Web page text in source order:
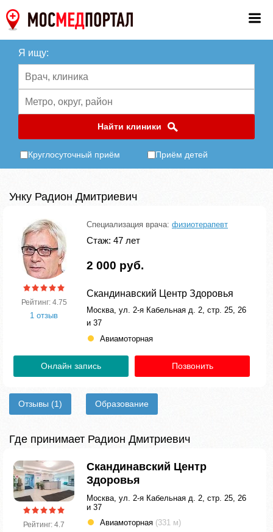
Я ищу:
Найти клиники
Круглосуточный приём Приём детей
Унку Радион Дмитриевич
Рейтинг: 4.75
1 отзыв
Специализация врача: физиотерапевт
Стаж: 47 лет
2 000 руб.
Скандинавский Центр Здоровья
Москва, ул. 2-я Кабельная д. 2, стр. 25, 26
и 37
Авиамоторная
Онлайн запись Позвонить
Отзывы (1) Образование
Где принимает Радион Дмитриевич
Рейтинг: 4.7
Скандинавский Центр
Здоровья
Москва, ул. 2-я Кабельная д. 2, стр. 25, 26
и 37
Авиамоторная (331 м)